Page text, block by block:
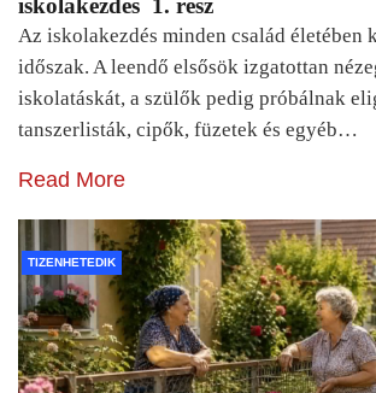
iskolakezdés 1. rész
Az iskolakezdés minden család életében
időszak. A leendő elsősök izgatottan
iskolatáskát, a szülők pedig próbálnak
tanszerlisták, cipők, füzetek és egyéb…
Read More
TIZENHETEDIK